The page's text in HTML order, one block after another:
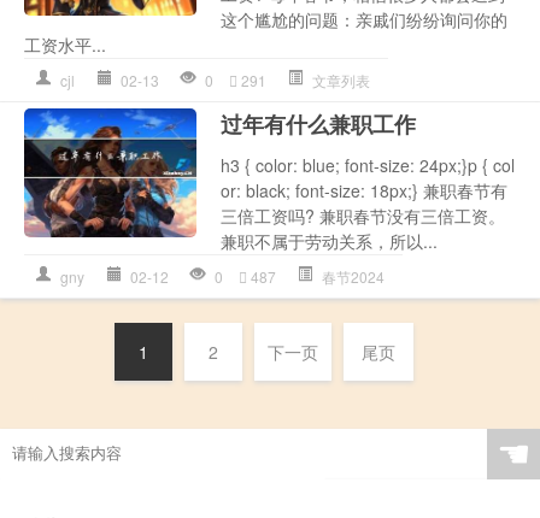
这个尴尬的问题：亲戚们纷纷询问你的
工资水平...
cjl 02-13 0 291 文章列表
过年有什么兼职工作
h3 { color: blue; font-size: 24px;}p { col
or: black; font-size: 18px;} 兼职春节有
三倍工资吗? 兼职春节没有三倍工资。
兼职不属于劳动关系，所以...
gny 02-12 0 487 春节2024
1 2 下一页 尾页
☚